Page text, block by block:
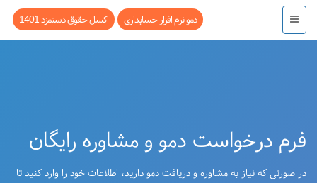
دمو نرم افزار حسابداری اکسل حقوق دستمزد 1401
فرم درخواست دمو و مشاوره رایگان
در صورتی که نیاز به مشاوره و دریافت دمو دارید، اطلاعات خود را وارد کنید تا